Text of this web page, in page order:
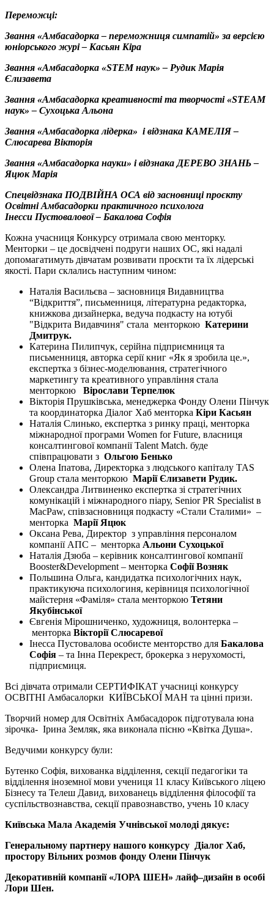
Переможці:
Звання «Амбасадорка– переможниця симпатій» за версією
юніорського журі – Касьян Кіра
Звання «Амбасадорка «STEM наук» – Рудик Марія
Єлизавета
Звання «Амбасадорка креативності та творчості «STEАM
наук» – Сухоцька Альона
Звання «Амбасадоркалідерка» і відзнака КАМЕЛІЯ –
Слюсарева Вікторія
Звання «Амбасадорка науки» і відзнака ДЕРЕВО ЗНАНЬ –
ЯцюкМарія
Спецвідзнака ПОДВІЙНА ОСА від засновниці проєкту
ОсвітніАмбасадорки практичного психолога
Інесси Пустовалової– Бакалова Софія
Кожна учасниця Конкурсу отримала свою менторку.
Менторки – це досвідчені подруги наших ОС, які надалі
допомагатимуть дівчатам розвивати проєкти та їх лідерські
якості. Пари склались наступним чином:
Наталія Васильєва – засновниця Видавництва
“Відкриття”, письменниця, літературна редакторка,
книжкова дизайнерка, ведуча подкасту на ютубі
"Відкрита Видавчиня" стала менторкою Катерини
Дмитрук.
Катерина Пилипчук, серійна підприємниця та
письменниця, авторка серії книг «Як я зробила це.»,
експертка з бізнес-моделювання, стратегічного
маркетингу та креативного управління стала
менторкою Вірослави Терпелюк
Вікторія Прушківська, менеджерка Фонду Олени Пінчук
та координаторка Діалог Хаб менторка Кіри Касьян
Наталія Слинько, експертка з ринку праці, менторка
міжнародної програми Women for Future, власниця
консалтингової компанії Talent Match. буде
співпрацювати з Ольгою Бенько
Олена Іпатова, Директорка з людського капіталу TAS
Group стала менторкою Марії Єлизавети Рудик.
Олександра Литвиненко експертка зі стратегічних
комунікацій і міжнародного піару, Senior PR Specialist в
MacPaw, співзасновниця подкасту «Стали Сталими» ‒
менторка Марії Яцюк
Оксана Рева, Директор з управління персоналом
компанії АПС – менторка Альони Сухоцької
Наталія Дзюба – керівник консалтингової компанії
Booster&Development – менторка СофіїВозняк
Польшина Ольга, кандидатка психологічних наук,
практикуюча психологиня, керівниця психологічної
майстерня «Фаміля» стала менторкою Тетяни
Якубінської
Євгенія Мірошниченко, художниця, волонтерка –
менторка Вікторії Слюсаревої
Інесса Пустовалова особисте менторство для Бакалова
Софія – та Інна Перекрест, брокерка з нерухомості,
підприємиця.
Всі дівчата отримали СЕРТИФІКАТ учасниці конкурсу
ОСВІТНІ Амбасалорки КИЇВСЬКОЇ МАН та цінні призи.
Творчий номер для Освітніх Амбасадорок підготувала юна
зірочка- Ірина Земляк, яка виконала пісню «Квітка Душа».
Ведучими конкурсу були:
Бутенко Софія, вихованка відділення, секції педагогіки та
відділення іноземної мови учениця 11 класу Київського ліцею
Бізнесу та Телеш Давид, вихованець відділення філософії та
суспільствознавства, секції правознавство, учень 10 класу
Київська Мала Академія Учнівської молоді дякує:
Генеральному партнеру нашого конкурсу Діалог Хаб,
простору Вільних розмов фонду Олени Пінчук
Декоративній компанії «ЛОРА ШЕН» лайф‒дизайн в особі
Лори Шен.